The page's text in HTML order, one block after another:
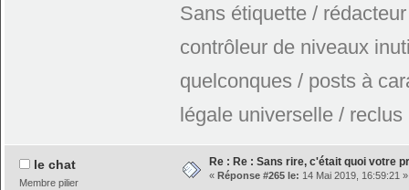
Sans étiquette /
contrôleur de niveaux
quelconques / posts à
légale universelle / reclus
le chat
Membre pilier
Re : Re : Sans rire, c'était quoi votre
« Réponse #265 le: 14 Mai 2019, 16:59:21 »